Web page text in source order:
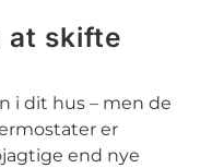
at skifte
i dit hus – men de
er
end nye